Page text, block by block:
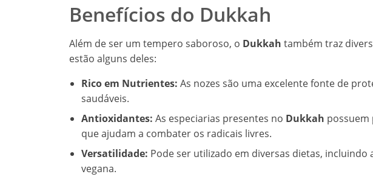
Benefícios do Dukkah
Além de ser um tempero saboroso, o Dukkah também traz
estão alguns deles:
Rico em Nutrientes: As nozes são uma excelente fonte de
saudáveis.
Antioxidantes: As especiarias presentes no Dukkah
que ajudam a combater os radicais livres.
Versatilidade: Pode ser utilizado em diversas dietas, incluindo
vegana.